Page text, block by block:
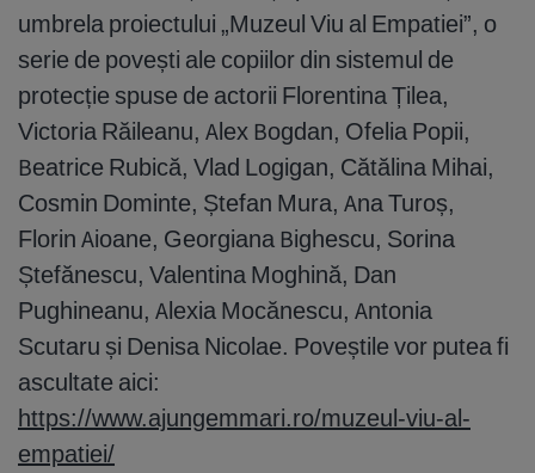
umbrela proiectului „Muzeul Viu al Empatiei”, o
serie de povești ale copiilor din sistemul de
protecție spuse de actorii Florentina Țilea,
Victoria Răileanu, Alex Bogdan, Ofelia Popii,
Beatrice Rubică, Vlad Logigan, Cătălina Mihai,
Cosmin Dominte, Ștefan Mura, Ana Turoș,
Florin Aioane, Georgiana Bighescu, Sorina
Ștefănescu, Valentina Moghină, Dan
Pughineanu, Alexia Mocănescu, Antonia
Scutaru și Denisa Nicolae. Poveștile vor putea fi
ascultate aici:
https://www.ajungemmari.ro/muzeul-viu-al-
empatiei/